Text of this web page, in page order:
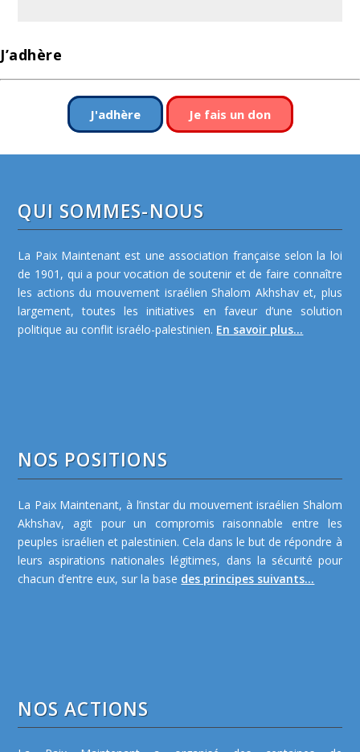
J’adhère
J'adhère Je fais un don
QUI SOMMES-NOUS
La Paix Maintenant est une association française selon la loi
de 1901, qui a pour vocation de soutenir et de faire connaître
les actions du mouvement israélien Shalom Akhshav et, plus
largement, toutes les initiatives en faveur d’une solution
politique au conflit israélo-palestinien. En savoir plus...
NOS POSITIONS
La Paix Maintenant, à l’instar du mouvement israélien Shalom
Akhshav, agit pour un compromis raisonnable entre les
peuples israélien et palestinien. Cela dans le but de répondre à
leurs aspirations nationales légitimes, dans la sécurité pour
chacun d’entre eux, sur la base des principes suivants...
NOS ACTIONS